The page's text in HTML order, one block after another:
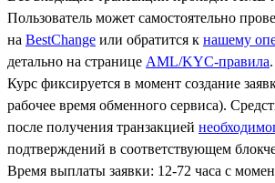
Пользователь может самостоятельно
на BestChange или обратится к нашему
детально на странице AML/KYC-правила.
Курс фиксируется в момент создание
рабочее время обменного сервиса).
после получения транзакцией
подтверждений в соответствующем
Время выплаты заявки: 12-72 часа с